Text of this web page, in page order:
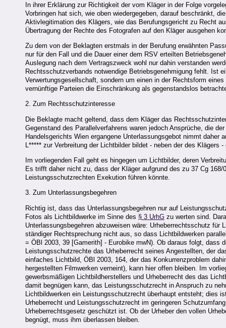
In ihrer Erklärung zur Richtigkeit der vom Kläger in der Folge
Vorbringen hat sich, wie oben wiedergegeben, darauf beschränkt,
Aktivlegitimation des Klägers, wie das Berufungsgericht zu Recht
Übertragung der Rechte des Fotografen auf den Kläger ausgehen
Zu dem von der Beklagten erstmals in der Berufung erwähnten
nur für den Fall und die Dauer einer dem RSV erteilten
Auslegung nach dem Vertragszweck wohl nur dahin verstanden
Rechtsschutzverbands notwendige Betriebsgenehmigung fehlt. Ist
Verwertungsgesellschaft, sondern um einen in der Rechtsform
vernünftige Parteien die Einschränkung als gegenstandslos
2. Zum Rechtsschutzinteresse
Die Beklagte macht geltend, dass dem Kläger das
Gegenstand des Parallelverfahrens waren jedoch Ansprüche, die
Handelsgerichts Wien ergangene Unterlassungsgebot nimmt
L***** zur Verbreitung der Lichtbilder bildet - neben der des Klägers
Im vorliegenden Fall geht es hingegen um Lichtbilder, deren
Es trifft daher nicht zu, dass der Kläger aufgrund des zu 37 Cg
Leistungsschutzrechten Exekution führen könnte.
3. Zum Unterlassungsbegehren
Richtig ist, dass das Unterlassungsbegehren nur auf
Fotos als Lichtbildwerke im Sinne des § 3 UrhG zu werten sind.
Unterlassungsbegehren abzuweisen wäre: Urheberrechtsschutz
ständiger Rechtsprechung nicht aus, so dass Lichtbildwerken
= ÖBl 2003, 39 [Gamerith] - Eurobike mwN). Ob daraus folgt, dass
Leistungsschutzrechte das Urheberrecht seines Angestellten, der
einfaches Lichtbild, ÖBl 2003, 164, der das Konkurrenzproblem
hergestellten Filmwerken verneint), kann hier offen bleiben. Im
gewerbsmäßigen Lichtbildherstellers und Urheberrecht des das
damit begnügen kann, das Leistungsschutzrecht in Anspruch zu
Lichtbildwerken ein Leistungsschutzrecht überhaupt entsteht; dies
Urheberrecht und Leistungsschutzrecht im geringeren
Urheberrechtsgesetz geschützt ist. Ob der Urheber den vollen
begnügt, muss ihm überlassen bleiben.